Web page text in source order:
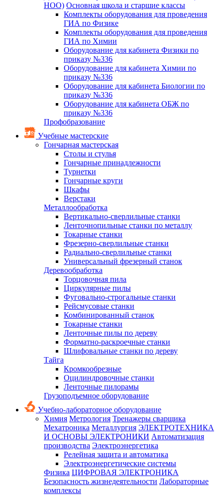
НОО) Основная школа и старшие классы
Комплекты оборудования для проведения
ГИА по Физике
Комплекты оборудования для проведения
ГИА по Химии
Оборудование для кабинета Физики по
приказу №336
Оборудование для кабинета Химии по
приказу №336
Оборудование для кабинета Биологии по
приказу №336
Оборудование для кабинета ОБЖ по
приказу №336
Профобразование
Учебные мастерские
Гончарная мастерская
Столы и стулья
Гончарные принадлежности
Турнетки
Гончарные круги
Шкафы
Верстаки
Металлообработка
Вертикально-сверлильные станки
Ленточнопильные станки по металлу
Токарные станки
Фрезерно-сверлильные станки
Радиально-сверлильные станки
Универсальный фрезерный станок
Деревообработка
Торцовочная пила
Циркулярные пилы
Фуговально-строгальные станки
Рейсмусовые станки
Комбинированный станок
Токарные станки
Ленточные пилы по дереву
Форматно-раскроечные станки
Шлифовальные станки по дереву
Тайга
Кромкообрезные
Оцилиндровочные станки
Ленточные пилорамы
Грузоподъемное оборудование
Учебно-лабораторное оборудование
Химия Метрология Тренажеры сварщика
Мехатроника Металлургия ЭЛЕКТРОТЕХНИКА
И ОСНОВЫ ЭЛЕКТРОНИКИ Автоматизация
производства Электроэнергетика
Релейная защита и автоматика
Электроэнергетические системы
Физика ЦИФРОВАЯ ЭЛЕКТРОНИКА
Безопасность жизнедеятельности Лабораторные
комплексы